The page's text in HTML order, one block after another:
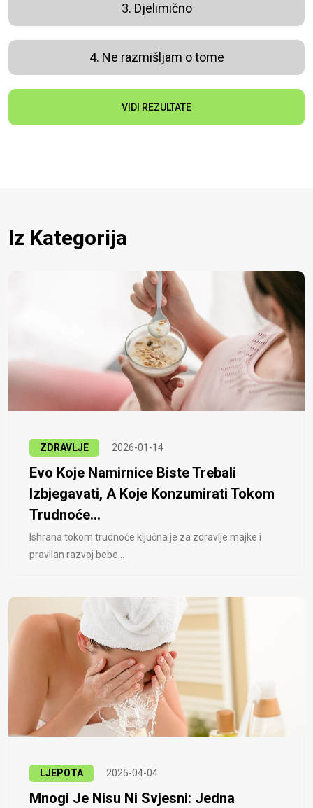
3. Djelimično
4. Ne razmišljam o tome
VIDI REZULTATE
Iz Kategorija
ZDRAVLJE 2026-01-14
Evo Koje Namirnice Biste Trebali
Izbjegavati, A Koje Konzumirati Tokom
Trudnoće...
Ishrana tokom trudnoće ključna je za zdravlje majke i
pravilan razvoj bebe...
LJEPOTA 2025-04-04
Mnogi Je Nisu Ni Svjesni: Jedna